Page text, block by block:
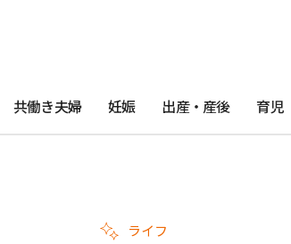
共働き夫婦 妊娠 出産・産後 育児
ライフ